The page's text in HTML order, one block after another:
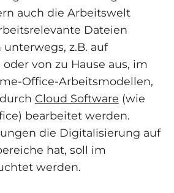
auch die Arbeitswelt
Dateien
z.B. auf
oder von zu Hause aus, im
Office-Arbeitsmodellen,
Cloud Software (wie
bearbeitet werden.
die Digitalisierung auf
hat, soll im
werden.